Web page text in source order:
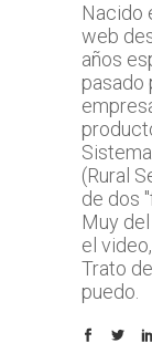
Nacido
web
años
pasado
(Rural
de dos
Muy
el
Trato
puedo.